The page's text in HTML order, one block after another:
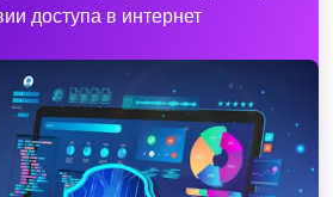
доступа в интернет